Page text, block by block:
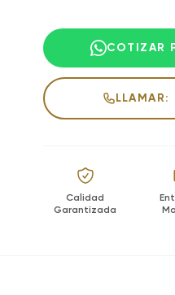
COTIZAR
Calidad
Garantizada